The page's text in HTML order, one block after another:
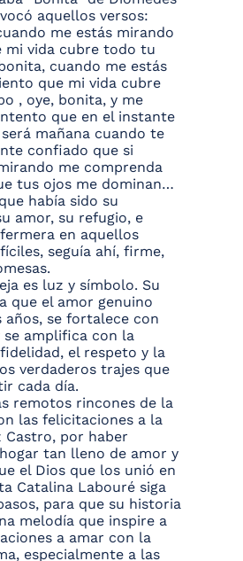
aquellos versos:
me estás mirando
mi vida cubre todo tu
cuando me estás
que mi vida cubre
, oye, bonita, y me
que en el instante
mañana cuando te
confiado que si
me comprenda
tus ojos me dominan…
había sido su
amor, su refugio, e
en aquellos
seguía ahí, firme,
es luz y símbolo. Su
que el amor genuino
años, se fortalece con
se amplifica con la
el respeto y la
verdaderos trajes que
cada día.
remotos rincones de la
las felicitaciones a la
Castro, por haber
tan lleno de amor y
el Dios que los unió en
Catalina Labouré siga
para que su historia
melodía que inspire a
a amar con la
especialmente a las